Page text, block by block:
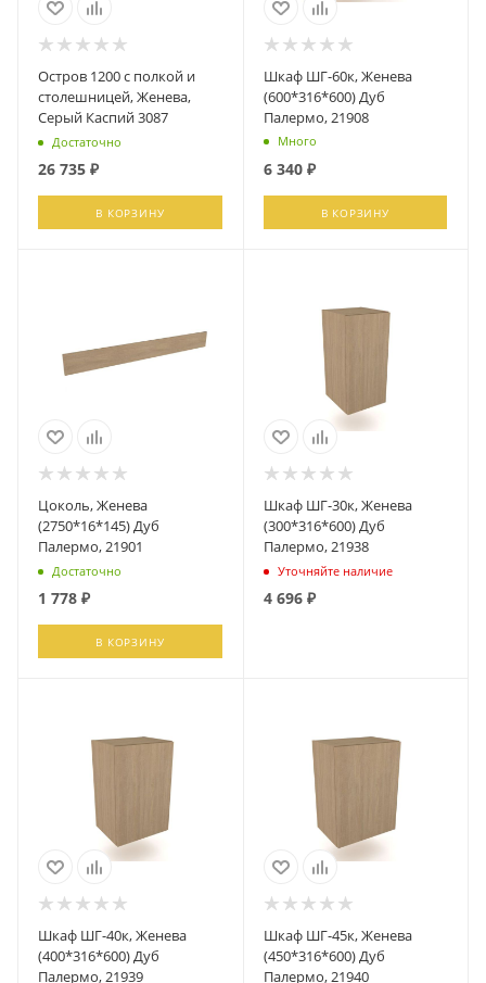
Остров 1200 с полкой и
столешницей, Женева,
Серый Каспий 3087
Достаточно
26 735 ₽
В КОРЗИНУ
Шкаф ШГ-60к, Женева
(600*316*600) Дуб
Палермо, 21908
Много
6 340₽
В КОРЗИНУ
Цоколь, Женева
(2750*16*145) Дуб
Палермо, 21901
Достаточно
1 778 ₽
В КОРЗИНУ
Шкаф ШГ-30к, Женева
(300*316*600) Дуб
Палермо, 21938
Уточняйте наличие
4 696₽
Шкаф ШГ-40к, Женева
(400*316*600) Дуб
Палермо, 21939
Шкаф ШГ-45к, Женева
(450*316*600) Дуб
Палермо, 21940